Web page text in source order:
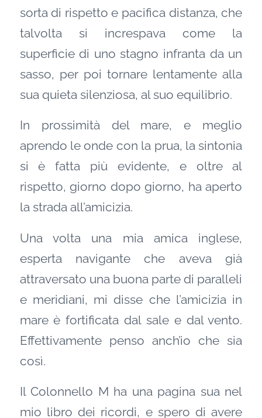
sorta di rispetto e pacifica distanza, che
talvolta si increspava come la
superficie di uno stagno infranta da un
sasso, per poi tornare lentamente alla
sua quieta silenziosa, al suo equilibrio.
In prossimità del mare, e meglio
aprendo le onde con la prua, la sintonia
si è fatta più evidente, e oltre al
rispetto, giorno dopo giorno, ha aperto
la strada all’amicizia.
Una volta una mia amica inglese,
esperta navigante che aveva già
attraversato una buona parte di paralleli
e meridiani, mi disse che l’amicizia in
mare è fortificata dal sale e dal vento.
Effettivamente penso anch’io che sia
così.
Il Colonnello M ha una pagina sua nel
mio libro dei ricordi, e spero di avere